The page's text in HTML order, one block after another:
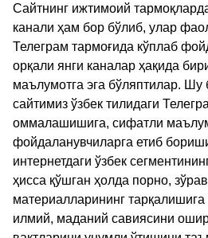
Сайтнинг ижтимоий
канали ҳам бор бўлиб, улар
Телеграм тармоғида кўплаб
орқали янги каналар ҳақида
маълумотга эга бўляптилар. Шу
сайтимиз ўзбек тилидаги
оммалашишига, сифатли
фойдаланувчиларга етиб
интернетдаги ўзбек
ҳисса қўшган ҳолда порно,
материалларининг
илмий, маданий савиясини